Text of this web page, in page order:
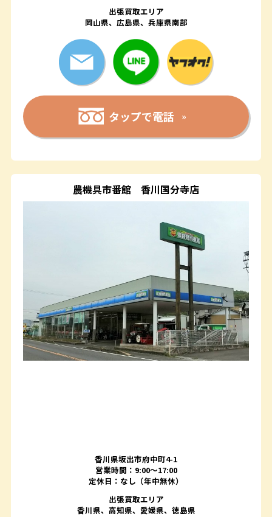
出張買取エリア
岡山県、広島県、兵庫県南部
タップで電話
農機具市番館 香川国分寺店
香川県坂出市府中町4-1
営業時間：9:00～17:00
定休日：なし（年中無休）
出張買取エリア
香川県、高知県、愛媛県、徳島県